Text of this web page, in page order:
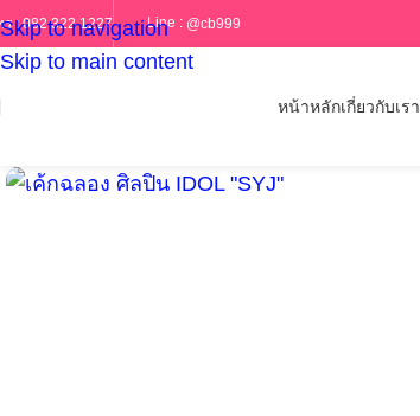
Skip to navigation
Skip to main content
ร : 082 322 1227 Line : @cb999
หน้าหลักเกี่ยวกับเรา